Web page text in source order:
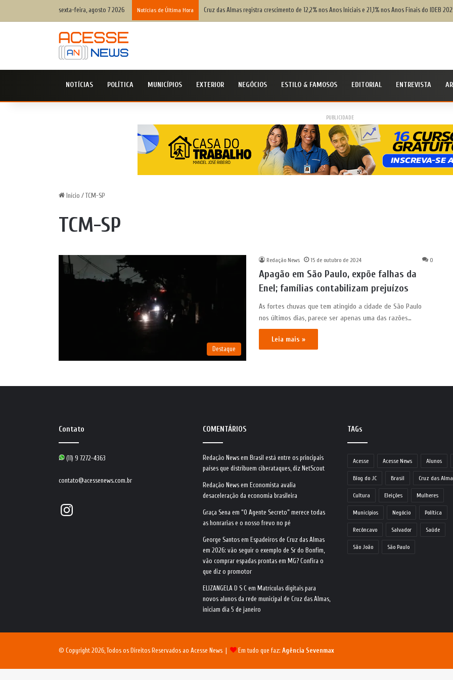
sexta-feira, agosto 7 2026 Notícias de Última Hora Cruz das Almas registra crescimento de 12,2% nos Anos Iniciais e 21,1% nos Anos Finais do IDEB
NOTÍCIAS POLÍTICA MUNICÍPIOS EXTERIOR NEGÓCIOS ESTILO & FAMOSOS EDITORIAL ENTREVISTA
PUBLICIDADE
Início / TCM-SP
TCM-SP
Destaque
Redação News 15 de outubro de 2024 0
Apagão em São Paulo, expõe falhas da
Enel; famílias contabilizam prejuízos
As fortes chuvas que tem atingido a cidade de São Paulo
nos últimos dias, parece ser apenas uma das razões…
Leia mais »
Contato
(11) 9 7272-4363
contato@acessenews.com.br
Instagram
COMENTÁRIOS
Redação News em Brasil está entre os principais
países que distribuem ciberataques, diz NetScout
Redação News em Economista avalia
desaceleração da economia brasileira
Graça Sena em“O Agente Secreto” merece todas
as honrarias e o nosso frevo no pé
George Santos em Espadeiros de Cruz das Almas
em 2026: vão seguir o exemplo de Sr do Bonfim,
vão comprar espadas prontas em MG? Confira o
que diz o promotor
ELIZANGELA D S C em Matrículas digitais para
novos alunos da rede municipal de Cruz das Almas,
iniciam dia 5 de janeiro
TAGs
Acesse Acesse News Alunos
Blog do JC Brasil Cruz das
Cultura Eleições Mulheres
Municípios Negócio Política
Recôncavo Salvador Saúde
São João São Paulo
© Copyright 2026, Todos os Direitos Reservados ao Acesse News | Em tudo que faz: Agência Sevenmax